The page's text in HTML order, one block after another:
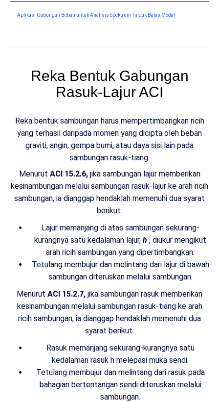
Aplikasi Gabungan Beban untuk Analisis Spektrum Tindak Balas Modal
Reka Bentuk Gabungan
Rasuk-Lajur ACI
Reka bentuk sambungan harus mempertimbangkan ricih
yang terhasil daripada momen yang dicipta oleh beban
graviti, angin, gempa bumi, atau daya sisi lain pada
sambungan rasuk-tiang.
Menurut ACI 15.2.6,jika sambungan lajur memberikan
kesinambungan melalui sambungan rasuk-lajur ke arah ricih
sambungan, ia dianggap hendaklah memenuhi dua syarat
berikut:
Lajur memanjang di atas sambungan sekurang-
kurangnya satu kedalaman lajur, h , diukur mengikut
arah ricih sambungan yang dipertimbangkan.
Tetulang membujur dan melintang dari lajur di bawah
sambungan diteruskan melalui sambungan.
Menurut ACI 15.2.7, jika sambungan rasuk memberikan
kesinambungan melalui sambungan rasuk-tiang ke arah
ricih sambungan, ia dianggap hendaklah memenuhi dua
syarat berikut:
Rasuk memanjang sekurang-kurangnya satu
kedalaman rasuk h melepasi muka sendi.
Tetulang membujur dan melintang dari rasuk pada
bahagian bertentangan sendi diteruskan melalui
sambungan.